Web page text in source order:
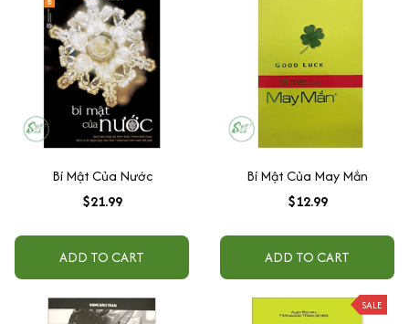
Bí Mật Của Nước
$21.99
ADD TO CART
Bí Mật Của May Mắn
$12.99
ADD TO CART
SALE